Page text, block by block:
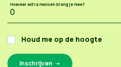
Hoeveel extra mensen breng je mee?
Houd me op de hoogte